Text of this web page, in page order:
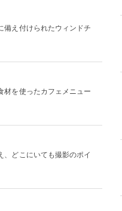
備え付けられたウィンドチ
材を使ったカフェメニュー
、どこにいても撮影のポイ